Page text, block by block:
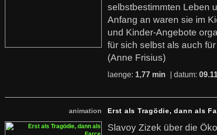
selbstbestimmten Leben
Anfang an waren sie im
und Kinder-Angebote
für sich selbst als auch
(Anne Frisius)
laenge: 1,77 min | datum:
animation Erst als Tragödie, dann als
Slavoy Zizek über die